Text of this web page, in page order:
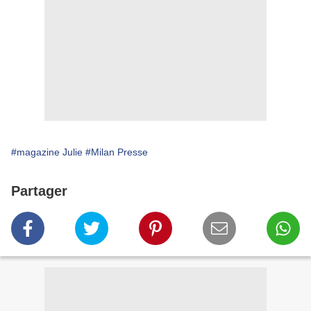
#magazine Julie #Milan Presse
Partager